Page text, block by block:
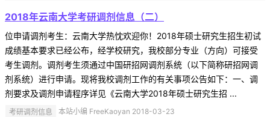
2018年云南大学考研调剂信息（二）
位申请调剂考生：云南大学热忱欢迎你！2018年硕士研究生招生初试
成绩基本要求已经公布，经学校研究，我校部分专业（方向）可接受
考生调剂。调剂考生须通过中国研招网调剂系统（以下简称研招网调
剂系统）进行申请。现将我校调剂工作的有关事项公告如下：一、调
剂要求及调剂申请程序详见《云南大学2018年硕士研究生招 ...
考研调剂信息 本站小编 FreeKaoyan 2018-03-23